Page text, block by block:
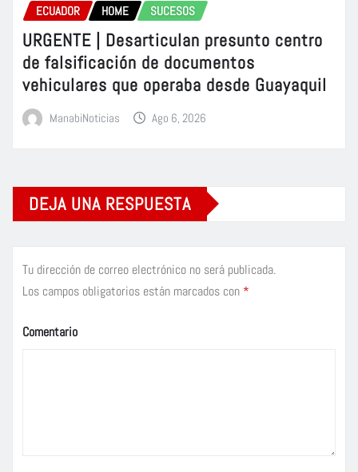
ECUADOR HOME SUCESOS
URGENTE | Desarticulan presunto centro
de falsificación de documentos
vehiculares que operaba desde Guayaquil
ManabiNoticias Ago 6, 2026
DEJA UNA RESPUESTA
Tu dirección de correo electrónico no será publicada.
Los campos obligatorios están marcados con *
Comentario